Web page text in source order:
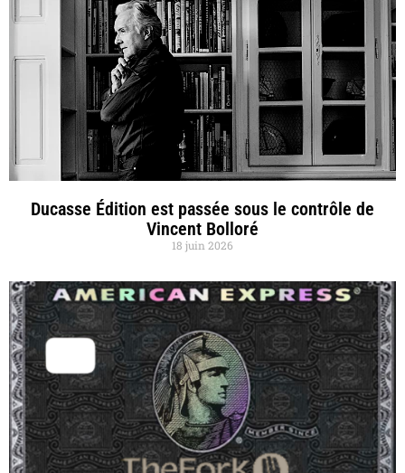
Ducasse Édition est passée sous le contrôle de
Vincent Bolloré
18 juin 2026